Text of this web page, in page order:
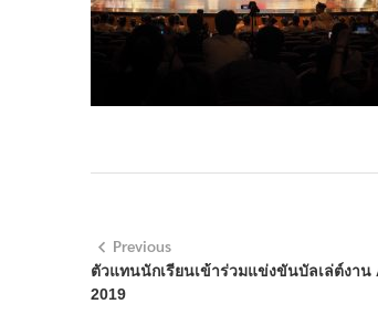
Previous
ตัวแทนนักเรียนเข้าร่วมแข่งขันบัลเล่ต์งา
2019